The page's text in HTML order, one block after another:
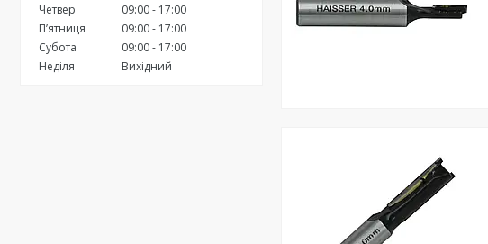
Четвер
09:00
17:00
Пʼятниця
09:00
17:00
Субота
09:00
17:00
Неділя
Вихідний